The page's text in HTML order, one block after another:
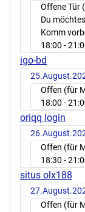
Offene Tür
Du
Komm
18:00 -
igo-bd
Offen (für
18:00 -
oriqq login
Offen (für
18:30 -
situs olx188
Offen (für